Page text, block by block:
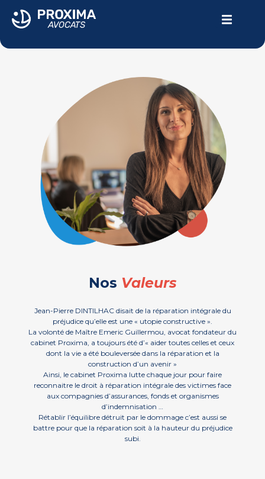
VOTRE PARCOURS
DOMMAGE CORPOREL
ACTUALITÉS
Contactez-nous
04.94.24.10.69
Nos Valeurs
Jean-Pierre DINTILHAC disait de la réparation intégrale du
préjudice qu’elle est une « utopie constructive ».
La volonté de Maître Emeric Guillermou, avocat fondateur du
cabinet Proxima, a toujours été d’« aider toutes celles et ceux
dont la vie a été bouleversée dans la réparation et la
construction d’un avenir »
Ainsi, le cabinet Proxima lutte chaque jour pour faire
reconnaitre le droit à réparation intégrale des victimes face
aux compagnies d’assurances, fonds et organismes
d’indemnisation …
Rétablir l’équilibre détruit par le dommage c’est aussi se
battre pour que la réparation soit à la hauteur du préjudice
subi.